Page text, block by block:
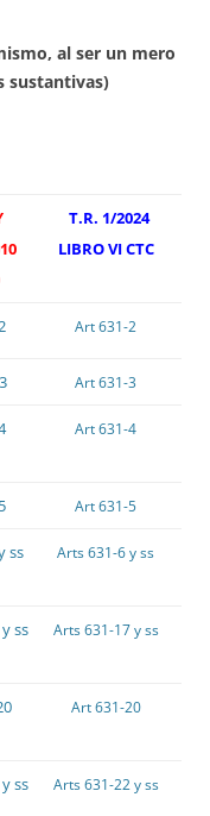
al ser un mero
sustantivas)
T.R. 1/2024
LIBRO VI CTC
Art 631-2
Art 631-3
Art 631-4
Art 631-5
ss Arts 631-6 y ss
ss Arts 631-17 y ss
Art 631-20
ss Arts 631-22 y ss